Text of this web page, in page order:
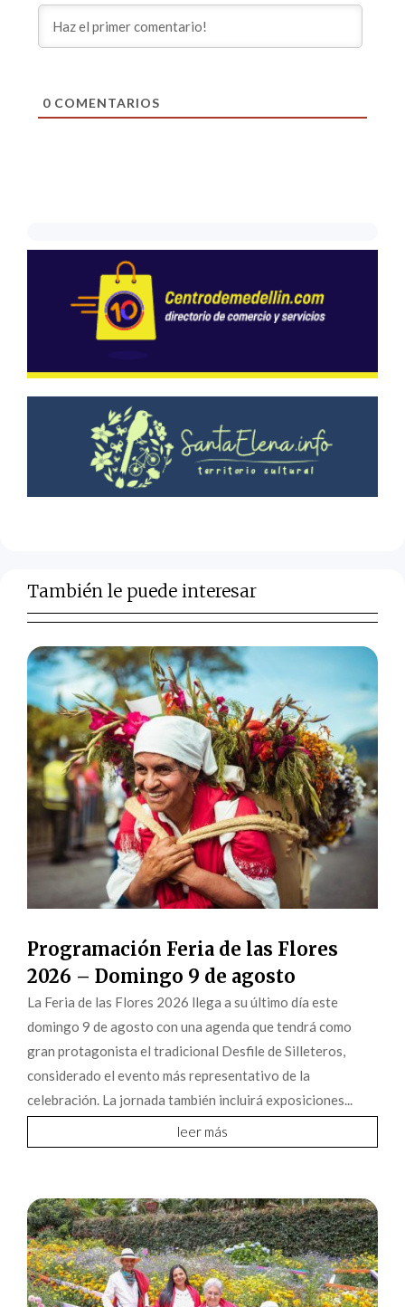
0COMENTARIOS
También le puede interesar
Programación Feria de las Flores
2026 – Domingo 9 de agosto
La Feria de las Flores 2026 llega a su último día este
domingo 9 de agosto con una agenda que tendrá como
gran protagonista el tradicional Desfile de Silleteros,
considerado el evento más representativo de la
celebración. La jornada también incluirá exposiciones...
leer más